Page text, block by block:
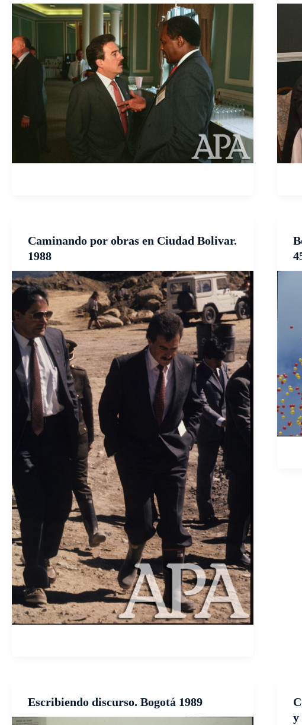
Caminando por obras en Ciudad Bolivar.
1988
Escribiendo discurso. Bogotá 1989
y